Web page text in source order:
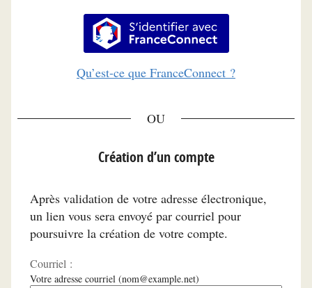
S’identifier avec
Qu’est-ce que FranceConnect ?
Création d’un compte
Après validation de votre adresse électronique,
un lien vous sera envoyé par courriel pour
poursuivre la création de votre compte.
Courriel :
Votre adresse courriel (nom@example.net)